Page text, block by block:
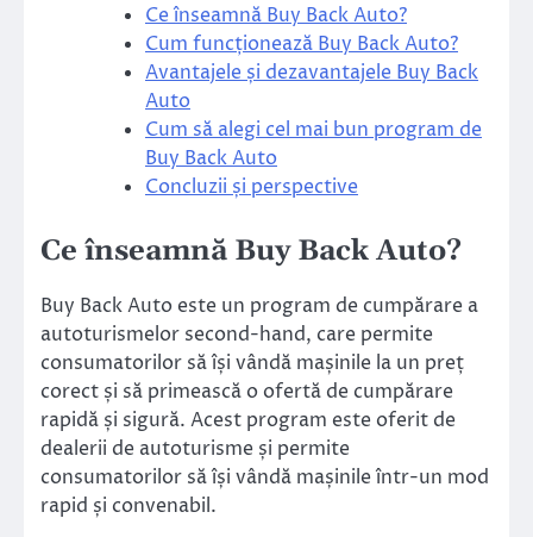
Ce înseamnă Buy Back Auto?
Cum funcționează Buy Back Auto?
Avantajele și dezavantajele Buy Back
Auto
Cum să alegi cel mai bun program de
Buy Back Auto
Concluzii și perspective
Ce înseamnă Buy Back Auto?
Buy Back Auto este un program de cumpărare a
autoturismelor second-hand, care permite
consumatorilor să își vândă mașinile la un preț
corect și să primească o ofertă de cumpărare
rapidă și sigură. Acest program este oferit de
dealerii de autoturisme și permite
consumatorilor să își vândă mașinile într-un mod
rapid și convenabil.